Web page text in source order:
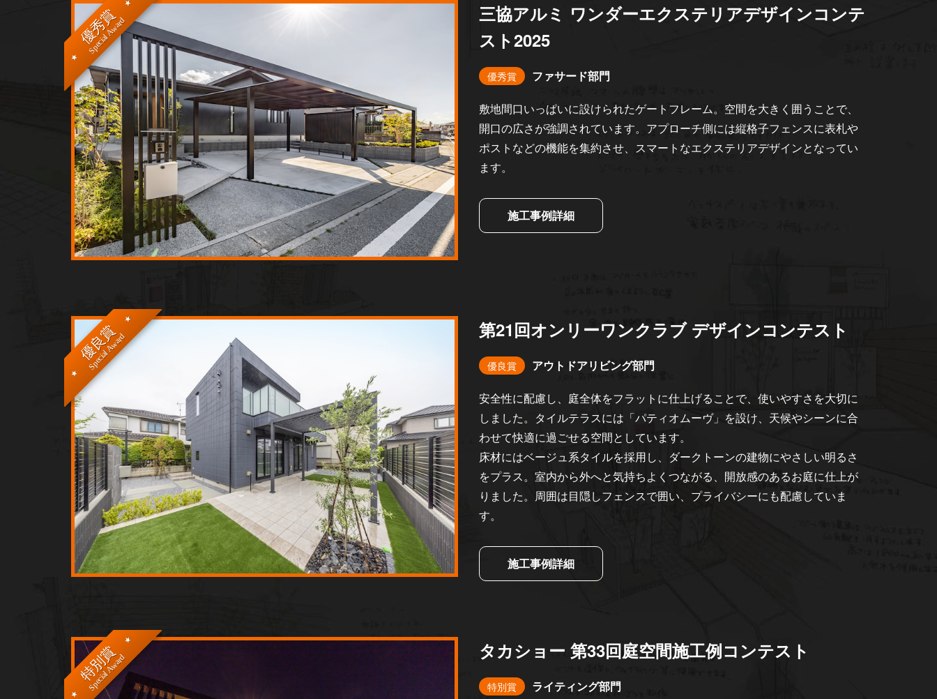
優秀賞
Special Award
三協アルミ ワンダーエクステリアデザインコンテ
スト2025
優秀賞 ファサード部門
敷地間口いっぱいに設けられたゲートフレーム。空間を大きく囲うことで、
開口の広さが強調されています。アプローチ側には縦格子フェンスに表札や
ポストなどの機能を集約させ、スマートなエクステリアデザインとなってい
ます。
施工事例詳細
優良賞
Special Award
第21回オンリーワンクラブ デザインコンテスト
優良賞 アウトドアリビング部門
安全性に配慮し、庭全体をフラットに仕上げることで、使いやすさを大切に
しました。タイルテラスには「パティオムーヴ」を設け、天候やシーンに合
わせて快適に過ごせる空間としています。
床材にはベージュ系タイルを採用し、ダークトーンの建物にやさしい明るさ
をプラス。室内から外へと気持ちよくつながる、開放感のあるお庭に仕上が
りました。周囲は目隠しフェンスで囲い、プライバシーにも配慮していま
す。
施工事例詳細
特別賞
Special Award
タカショー 第33回庭空間施工例コンテスト
特別賞 ライティング部門